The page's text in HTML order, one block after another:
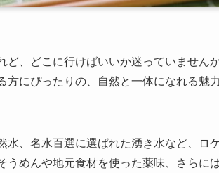
ど、どこに行けばいいか迷っていません
方にぴったりの、自然と一体になれる魅
水、名水百選に選ばれた湧き水など、ロ
うめんや地元食材を使った薬味、さらに